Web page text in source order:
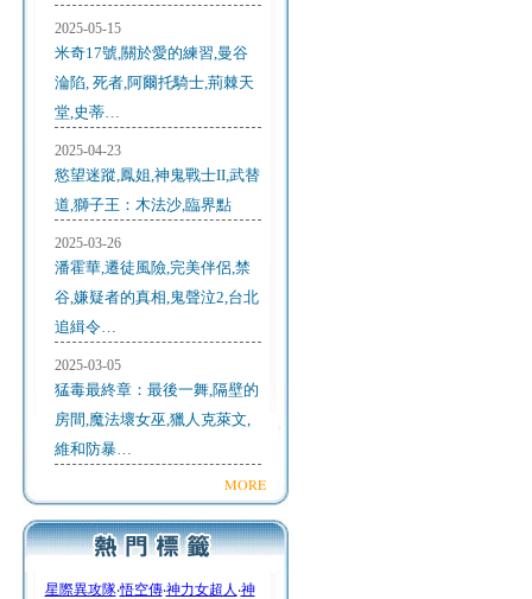
2025-05-15
米奇17號,關於愛的練習,曼谷
淪陷, 死者,阿爾托騎士,荊棘天
堂,史蒂…
2025-04-23
慾望迷蹤,鳳姐,神鬼戰士II,武替
道,獅子王：木法沙,臨界點
2025-03-26
潘霍華,遷徒風險,完美伴侶,禁
谷,嫌疑者的真相,鬼聲泣2,台北
追緝令…
2025-03-05
猛毒最終章：最後一舞,隔壁的
房間,魔法壞女巫,獵人克萊文,
維和防暴…
MORE
星際異攻隊‧悟空傳‧神力女超人 ‧神